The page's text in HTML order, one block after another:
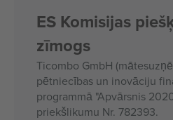
ES Komisijas
zīmogs
Ticombo GmbH
pētniecības un inovāciju
programmā "Apvārsnis
priekšlikumu Nr. 782393.